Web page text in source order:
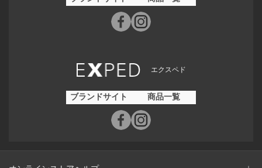
エクスペド
ブランドサイト 商品一覧